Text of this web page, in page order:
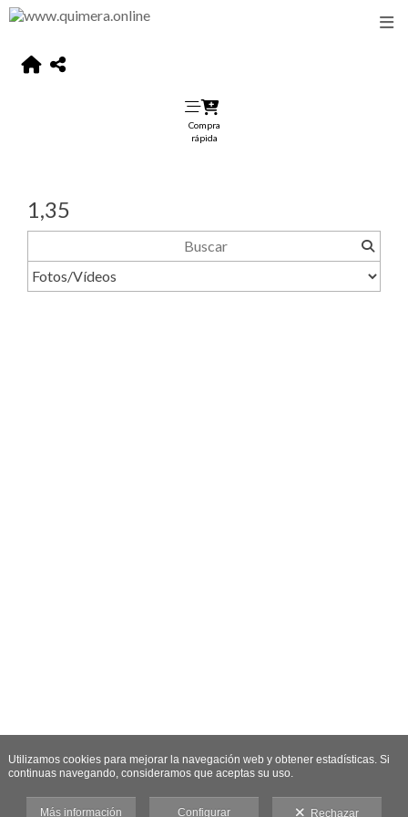
Compra
rápida
1,35
Utilizamos cookies para mejorar la navegación web y obtener estadísticas. Si
continuas navegando, consideramos que aceptas su uso.
Más información Configurar Rechazar